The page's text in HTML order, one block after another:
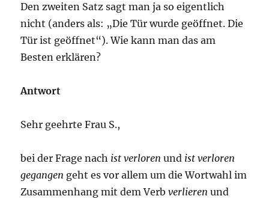
Den zweiten Satz sagt man ja so eigentlich
nicht (anders als: „Die Tür wurde geöffnet. Die
Tür ist geöffnet“). Wie kann man das am
Besten erklären?
Antwort
Sehr geehrte Frau S.,
bei der Frage nach ist verloren und ist verloren
gegangen geht es vor allem um die Wortwahl im
Zusammenhang mit dem Verbverlieren und